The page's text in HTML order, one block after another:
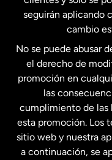
Estados
Francia
Malasia
Nueva
seguirán aplicando
cambio
No se puede abusar
el derecho de
promoción en
las
cumplimiento de las
esta promoción. Los
sitio web y nuestra
a continuación, se